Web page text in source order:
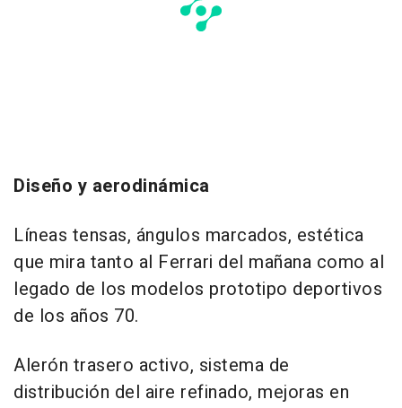
Diseño y aerodinámica
Líneas tensas, ángulos marcados, estética
que mira tanto al Ferrari del mañana como al
legado de los modelos prototipo deportivos
de los años 70.
Alerón trasero activo, sistema de
distribución del aire refinado, mejoras en